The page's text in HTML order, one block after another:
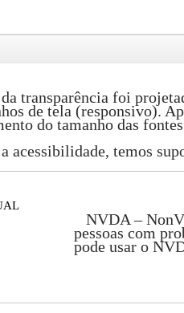
transparência foi
de tela (responsivo).
do tamanho das
acessibilidade, temos
NVDA –
pessoas com
pode usar o